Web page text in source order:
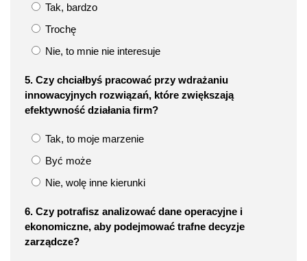
Tak, bardzo
Trochę
Nie, to mnie nie interesuje
5. Czy chciałbyś pracować przy wdrażaniu
innowacyjnych rozwiązań, które zwiększają
efektywność działania firm?
Tak, to moje marzenie
Być może
Nie, wolę inne kierunki
6. Czy potrafisz analizować dane operacyjne i
ekonomiczne, aby podejmować trafne decyzje
zarządcze?